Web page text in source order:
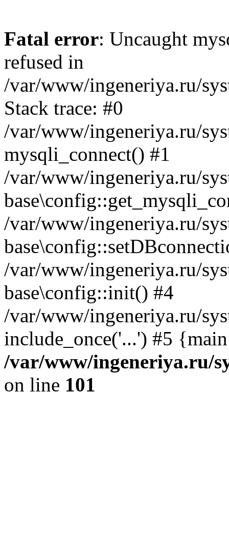
Fatal error: Uncaught
refused in
/var/www/ingeneriya.ru/
Stack trace: #0
/var/www/ingeneriya.ru/
mysqli_connect() #1
/var/www/ingeneriya.ru/
/var/www/ingeneriya.ru/
/var/www/ingeneriya.ru/
base\config::init() #4
/var/www/ingeneriya.ru/
include_once('...') #5
/var/www/ingeneriya.ru/
on line 101